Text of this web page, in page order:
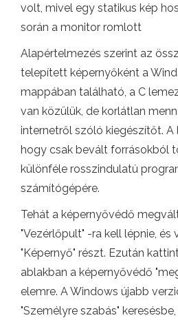
volt, mivel egy statikus kép
során a monitor romlott
Alapértelmezés szerint az
telepített képernyőként a
mappában található, a C
van közülük, de korlátlan
internetről szóló kiegészítőt.
hogy csak bevált forrásokból
különféle rosszindulatú
számítógépére.
Tehát a képernyővédő
"Vezérlőpult" -ra kell lépnie, és
"Képernyő" részt. Ezután
ablakban a képernyővédő
elemre. A Windows újabb
"Személyre szabás"